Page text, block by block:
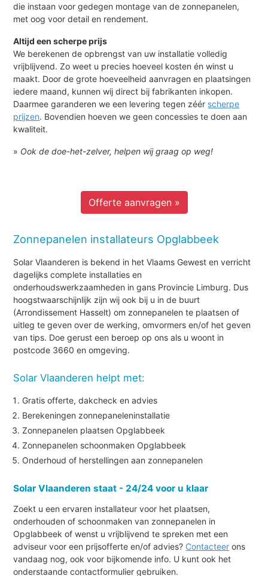
die instaan voor gedegen montage van de zonnepanelen,
met oog voor detail en rendement.
Altijd een scherpe prijs
We berekenen de opbrengst van uw installatie volledig
vrijblijvend. Zo weet u precies hoeveel kosten én winst u
maakt. Door de grote hoeveelheid aanvragen en plaatsingen
iedere maand, kunnen wij direct bij fabrikanten inkopen.
Daarmee garanderen we een levering tegen zéér scherpe
prijzen. Bovendien hoeven we geen concessies te doen aan
kwaliteit.
» Ook de doe-het-zelver, helpen wij graag op weg!
Offerte aanvragen »
Zonnepanelen installateurs Opglabbeek
Solar Vlaanderen is bekend in het Vlaams Gewest en verricht
dagelijks complete installaties en
onderhoudswerkzaamheden in gans Provincie Limburg. Dus
hoogstwaarschijnlijk zijn wij ook bij u in de buurt
(Arrondissement Hasselt) om zonnepanelen te plaatsen of
uitleg te geven over de werking, omvormers en/of het geven
van tips. Doe gerust een beroep op ons als u woont in
postcode 3660 en omgeving.
Solar Vlaanderen helpt met:
Gratis offerte, dakcheck en advies
Berekeningen zonnepaneleninstallatie
Zonnepanelen plaatsen Opglabbeek
Zonnepanelen schoonmaken Opglabbeek
Onderhoud of herstellingen aan zonnepanelen
Solar Vlaanderen staat - 24/24 voor u klaar
Zoekt u een ervaren installateur voor het plaatsen,
onderhouden of schoonmaken van zonnepanelen in
Opglabbeek of wenst u vrijblijvend te spreken met een
adviseur voor een prijsofferte en/of advies? Contacteer ons
vandaag nog, ook voor bijkomende info. U kunt ook het
onderstaande contactformulier gebruiken.